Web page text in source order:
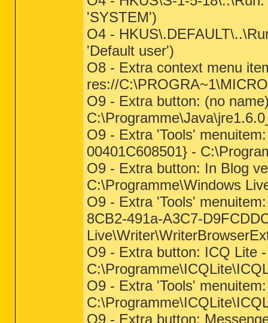
'SYSTEM')
O4 -
'Default user')
O8 - Extra context menu
res://
O9 - Extra button: (no
O9 - Extra 'Tools'
00401C608501} -
O9 - Extra button: In Blog
C:\Programme\Windows
O9 - Extra 'Tools'
8CB2-491a-A3C7-
O9 - Extra button: ICQ Lite
O9 - Extra 'Tools'
O9 - Extra button: